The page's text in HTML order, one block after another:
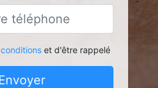
conditionset d'être rappelé